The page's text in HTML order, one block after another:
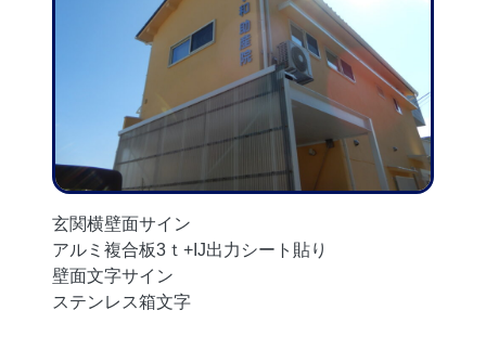
玄関横壁面サイン
アルミ複合板3ｔ+IJ出力シート貼り
壁面文字サイン
ステンレス箱文字